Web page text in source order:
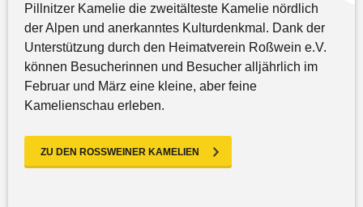
Pillnitzer Kamelie die zweitälteste Kamelie nördlich
der Alpen und anerkanntes Kulturdenkmal. Dank der
Unterstützung durch den Heimatverein Roßwein e.V.
können Besucherinnen und Besucher alljährlich im
Februar und März eine kleine, aber feine
Kamelienschau erleben.
ZU DEN ROSSWEINER KAMELIEN